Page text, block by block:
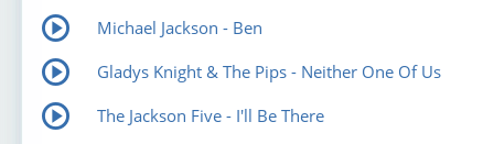
Michael Jackson - Ben
Gladys Knight & The Pips - Neither One Of Us
The Jackson Five - I'll Be There